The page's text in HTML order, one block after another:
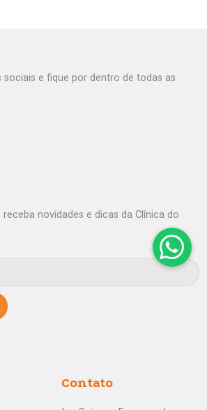
sociais e fique por dentro de todas as
Contato
novidades e dicas da Clínica do